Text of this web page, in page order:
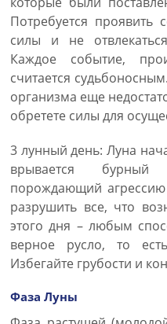
Потребуется проявить
силы и не
Каждое событие,
считается
организма еще
обретете силы для
3 лунный день: Луна
врывается бурный
порождающий
разрушить все, что
этого дня – любым
верное русло, то
Избегайте грубости и
Фаза Луны